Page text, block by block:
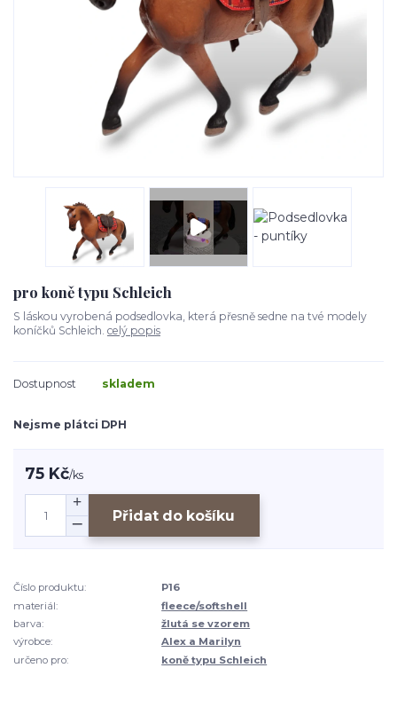
pro koně typu Schleich
S láskou vyrobená podsedlovka, která přesně sedne na tvé modely
koníčků Schleich. celý popis
Dostupnost skladem
Nejsme plátci DPH
75 Kč/ks
Přidat do košíku
Číslo produktu:
P16
materiál:
fleece/softshell
barva:
žlutá se vzorem
výrobce:
Alex a Marilyn
určeno pro:
koně typu Schleich